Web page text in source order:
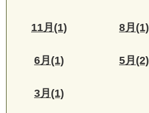
11月(1) 8月(1)
6月(1) 5月(2)
3月(1)